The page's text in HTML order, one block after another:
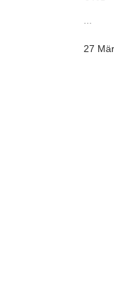
...
27